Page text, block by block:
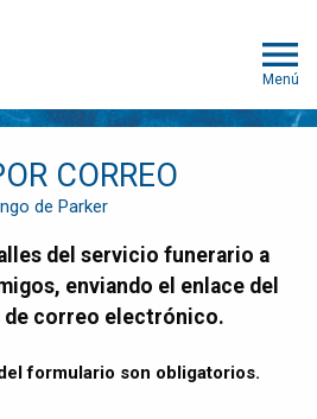
Menú
CORREO
de Parker
enviando el enlace del
de correo electrónico.
formulario son obligatorios.